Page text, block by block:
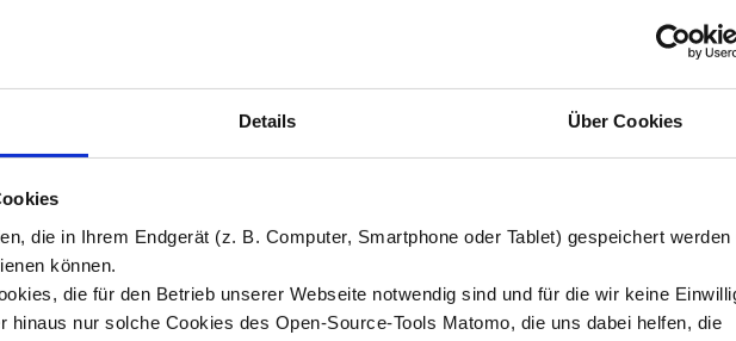
Details Über Cookies
die in Ihrem Endgerät (z. B. Computer, Smartphone oder Tablet) gespeichert werden
können.
die für den Betrieb unserer Webseite notwendig sind und für die wir keine
hinaus nur solche Cookies des Open-Source-Tools Matomo, die uns dabei helfen, die
di
materiale fotografico sono detenuti daDas ganze LebenGmbH e